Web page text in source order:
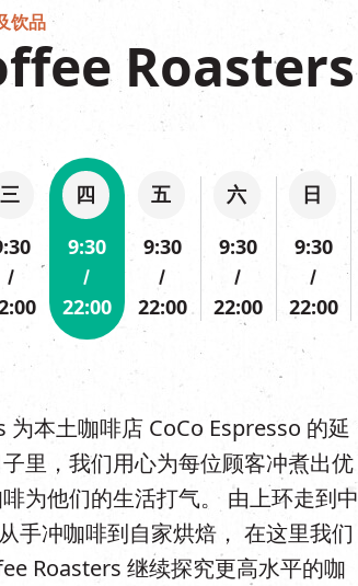
饮品
Roasters
三
四
9:30
22:00
五
9:30
22:00
六
9:30
22:00
日
9:30
22:00
为本土咖啡店 CoCo Espresso 的延
里，我们用心为每位顾客冲煮出优
为他们的生活打气。 由上环走到中
手冲咖啡到自家烘焙， 在这里我们
Roasters 继续探究更高水平的咖